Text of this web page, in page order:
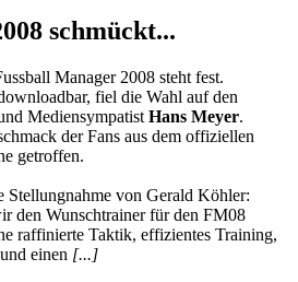
schmückt...
Manager 2008 steht fest.
fiel die Wahl auf den
Mediensympatist Hans Meyer.
der Fans aus dem offiziellen
getroffen.
Stellungnahme von Gerald Köhler:
den Wunschtrainer für den FM08
raffinierte Taktik, effizientes Training,
einen [...]